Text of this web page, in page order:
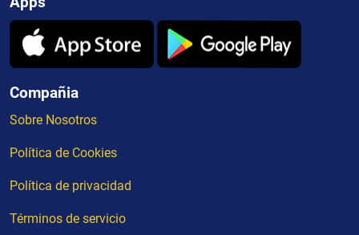
Compañia
Sobre Nosotros
Política de Cookies
Política de privacidad
Términos de servicio